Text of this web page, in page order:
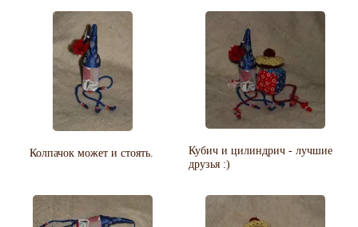
Колпачок может и стоять.
Кубич и цилиндрич - лучшие
друзья :)